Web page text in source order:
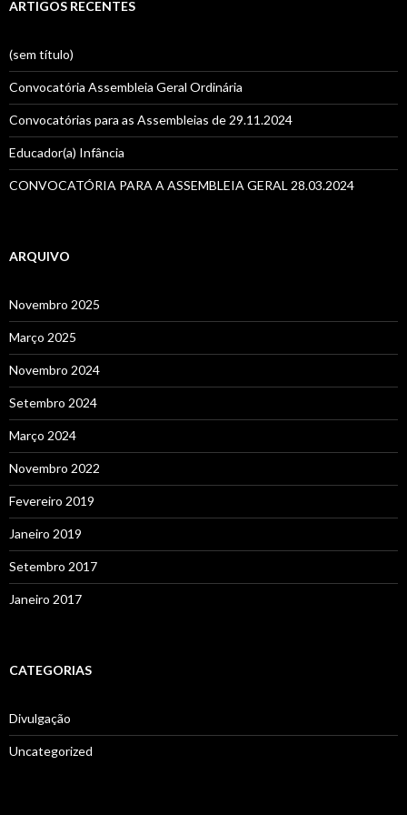
u
a
r
p
o
r
:
ARTIGOS RECENTES
(sem título)
Convocatória Assembleia Geral Ordinária
Convocatórias para as Assembleias de 29.11.2024
Educador(a) Infância
CONVOCATÓRIA PARA A ASSEMBLEIA GERAL 28.03.2024
ARQUIVO
Novembro 2025
Março 2025
Novembro 2024
Setembro 2024
Março 2024
Novembro 2022
Fevereiro 2019
Janeiro 2019
Setembro 2017
Janeiro 2017
CATEGORIAS
Divulgação
Uncategorized